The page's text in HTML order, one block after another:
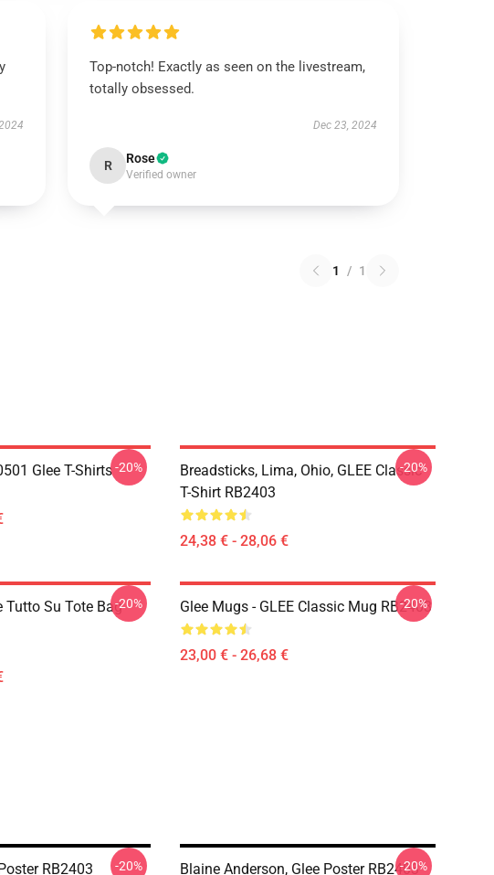
Top-notch! Exactly as seen on the livestream,
totally obsessed.
Dec 23, 2024
R Rose
Verified owner
1 / 1
Glee T-Shirts-20%
Breadsticks, Lima, Ohio, GLEE Classic
T-Shirt RB2403
24,38 € - 28,06 €
-20%
Tutto Su Tote Bag-20% Glee Mugs - GLEE Classic Mug RB2403
23,00 € - 26,68 €
-20%
RB2403 -20% Blaine Anderson, Glee Poster RB2403
-20%